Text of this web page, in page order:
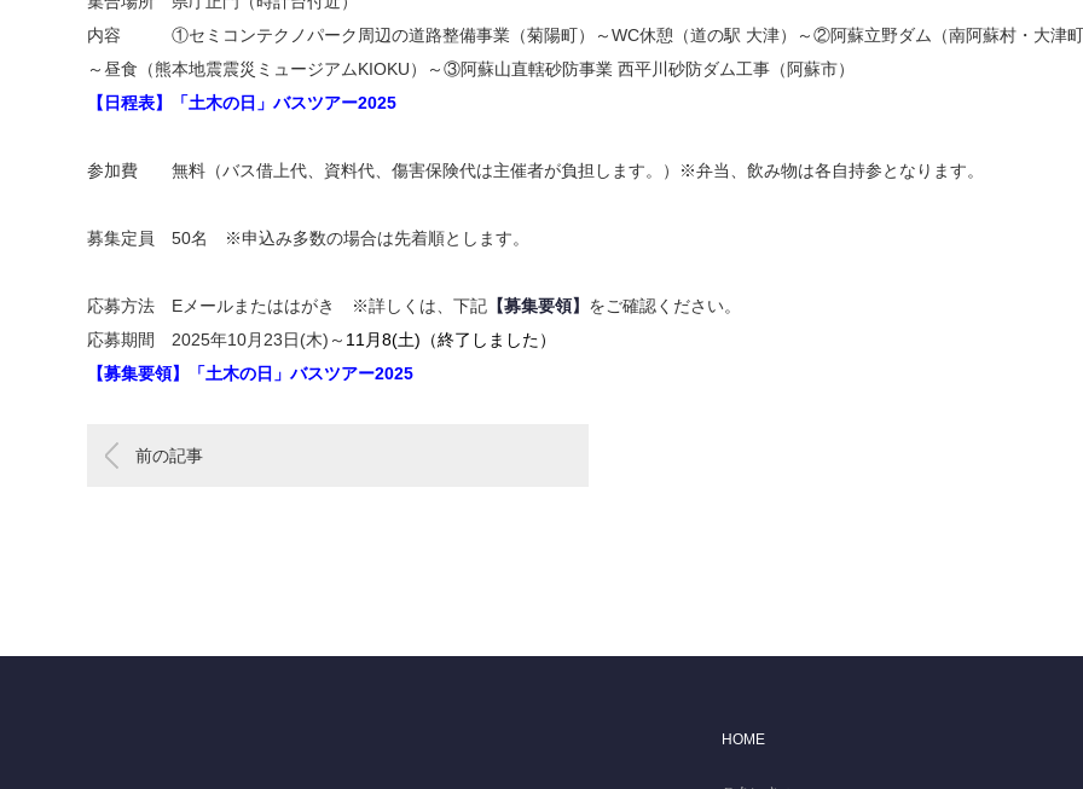
内容 ①セミコンテクノパーク周辺の道路整備事業（菊陽町）～WC休憩（道の駅 大津）～②阿蘇立野ダム（南阿蘇村・大津
～昼食（熊本地震震災ミュージアムKIOKU）～③阿蘇山直轄砂防事業 西平川砂防ダム工事（阿蘇市）
【日程表】「土木の日」バスツアー2025
参加費 無料（バス借上代、資料代、傷害保険代は主催者が負担します。）※弁当、飲み物は各自持参となります。
募集定員 50名 ※申込み多数の場合は先着順とします。
応募方法 Eメールまたははがき ※詳しくは、下記 【募集要領】 をご確認ください。
応募期間 2025年10月23日(木)～ 11月8(土)（終了しました）
【募集要領】「土木の日」バスツアー2025
前の記事
HOME